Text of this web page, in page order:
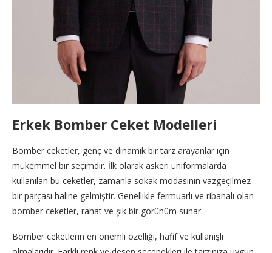
Erkek Bomber Ceket Modelleri
Bomber ceketler, genç ve dinamik bir tarz arayanlar için
mükemmel bir seçimdir. İlk olarak askeri üniformalarda
kullanılan bu ceketler, zamanla sokak modasının vazgeçilmez
bir parçası haline gelmiştir. Genellikle fermuarlı ve ribanalı olan
bomber ceketler, rahat ve şık bir görünüm sunar.
Bomber ceketlerin en önemli özelliği, hafif ve kullanışlı